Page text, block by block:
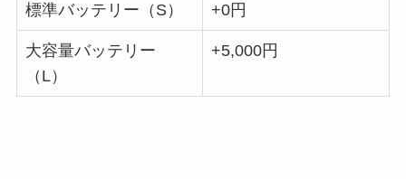
標準バッテリー（S） +0円
大容量バッテリー
（L）
+5,000円